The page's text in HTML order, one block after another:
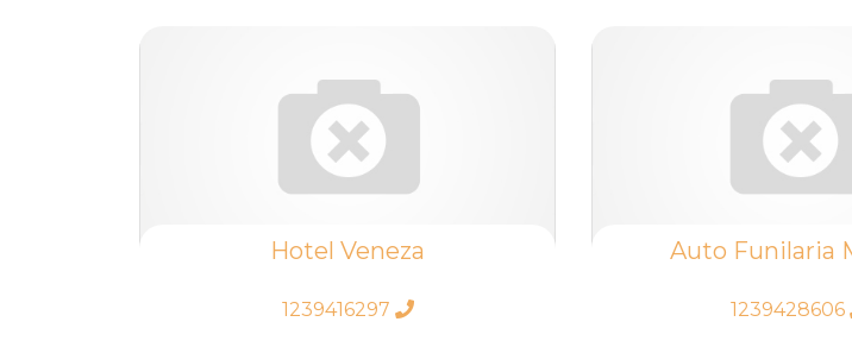
Hotel Veneza
1239416297
Auto Funilaria
1239428606